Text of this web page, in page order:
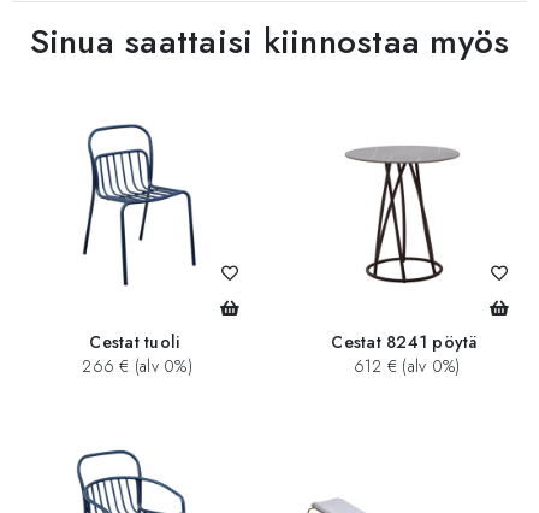
Sinua saattaisi kiinnostaa myös
Cestat tuoli
266 € (alv 0%)
Cestat 8241 pöytä
612 € (alv 0%)